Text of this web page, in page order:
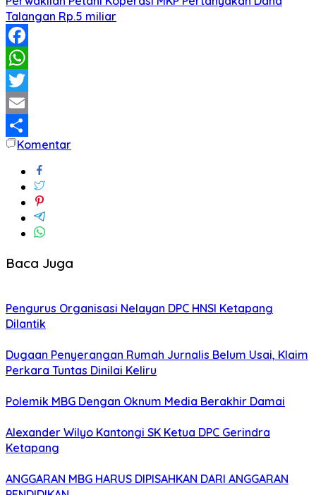
Talangan Rp.5 miliar
Facebook
WhatsApp
Twitter
Email
Share
Komentar
Baca Juga
Pengurus Organisasi Nelayan DPC HNSI Ketapang
Dilantik
Dugaan Penyerangan Rumah Jurnalis Belum Usai, Klaim
Perkara Tuntas Dinilai Keliru
Polemik MBG Dengan Oknum Media Berakhir Damai
Alexander Wilyo Kantongi SK Ketua DPC Gerindra
Ketapang
ANGGARAN MBG HARUS DIPISAHKAN DARI ANGGARAN